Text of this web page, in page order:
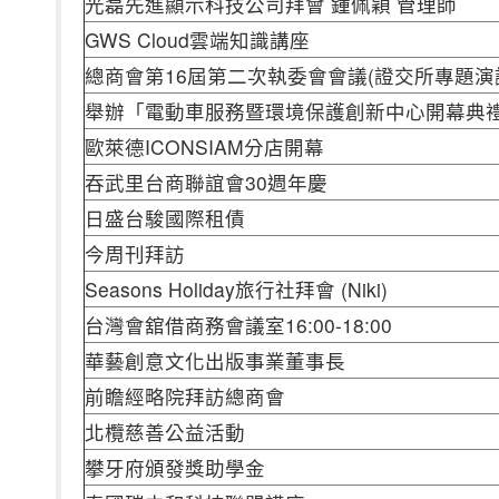
GWS Cloud雲端知識講座
總商會第16屆第二次執委會會議(證交所專題
舉辦「電動車服務暨環境保護創新中心開幕典禮
歐萊德ICONSIAM分店開幕
吞武里台商聯誼會30週年慶
日盛台駿國際租債
今周刊拜訪
Seasons Holiday旅行社拜會 (Niki)
台灣會舘借商務會議室16:00-18:00
華藝創意文化出版事業董事長
前瞻經略院拜訪總商會
北欖慈善公益活動
攀牙府頒發獎助學金